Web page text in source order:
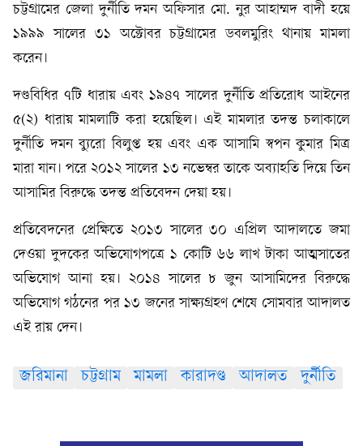
চট্টগ্রামের জেলা দুর্নীতি দমন অফিসার মো. নুর আহাম্মদ বাদী হয়ে
১৯৯৯ সালের ৩১ অক্টোবর চট্টগ্রামের ডবলমুরিং থানায় মামলা
করেন।
দণ্ডবিধির ৭টি ধারায় এবং ১৯৪৭ সালের দুর্নীতি প্রতিরোধ আইনের
৫(২) ধারায় মামলাটি করা হয়েছিল। এই মামলার তদন্ত চলাকালে
দুর্নীতি দমন ব্যুরো বিলুপ্ত হয় এবং এক আসামি স্বপন কুমার মিত্র
মারা যান। পরে ২০১২ সালের ১৩ নভেম্বর তাকে অব্যাহতি দিয়ে তিন
আসামির বিরুদ্ধে তদন্ত প্রতিবেদন দেয়া হয়।
প্রতিবেদনের প্রেক্ষিতে ২০১৩ সালের ৩০ এপ্রিল আদালতে জমা
দেওয়া দুদকের অভিযোগপত্রে ১ কোটি ৬৬ লাখ টাকা আত্মসাতের
অভিযোগ আনা হয়। ২০১৪ সালের ৮ জুন আসামিদের বিরুদ্ধে
অভিযোগ গঠনের পর ১৩ জনের সাক্ষ্যগ্রহণ শেষে সোমবার আদালত
এই রায় দেন।
জরিমানা চট্টগ্রাম মামলা কারাদণ্ড আদালত দুর্নীতি